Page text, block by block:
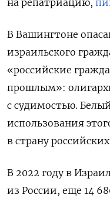
В Вашингтоне
израильского
«российские
прошлым»:
с судимостью.
использования
в страну
В 2022 году в
из России, еще 14